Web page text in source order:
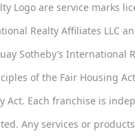
Logo are service marks
Realty Affiliates LLC
Sotheby’s International
of the Fair Housing
Act. Each franchise is
Any services or